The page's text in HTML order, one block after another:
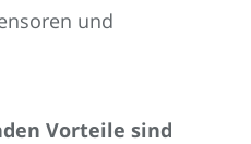
und
Vorteile sind